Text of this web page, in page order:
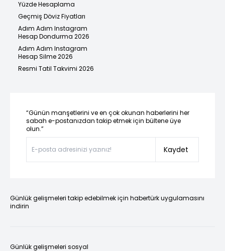
Yüzde Hesaplama
Geçmiş Döviz Fiyatları
Adım Adım Instagram
Hesap Dondurma 2026
Adım Adım Instagram
Hesap Silme 2026
Resmi Tatil Takvimi 2026
“Günün manşetlerini ve en çok okunan haberlerini her
sabah e-postanızdan takip etmek için bültene üye
olun.”
Kaydet
Günlük gelişmeleri takip edebilmek için habertürk uygulamasını
indirin
Günlük gelişmeleri sosyal